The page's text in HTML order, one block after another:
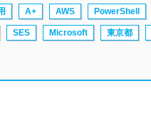
A+ AWS PowerShell
SES Microsoft 東京都